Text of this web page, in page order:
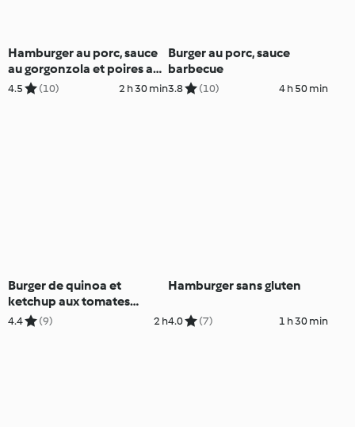
Hamburger au porc, sauce
au gorgonzola et poires au
marsala
4.5 (10) 2 h 30 min
Burger au porc, sauce
barbecue
3.8 (10) 4 h 50 min
Burger de quinoa et
ketchup aux tomates
jaunes
4.4 (9) 2 h
Hamburger sans gluten
4.0 (7) 1 h 30 min